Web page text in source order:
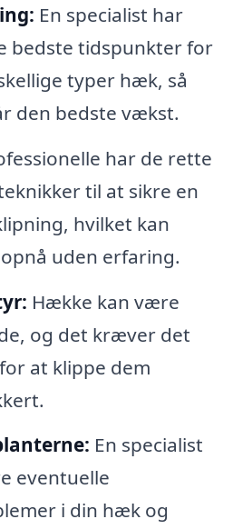
En specialist har
bedste tidspunkter for
typer hæk, så
den bedste vækst.
har de rette
til at sikre en
hvilket kan
uden erfaring.
Hække kan være
og det kræver det
at klippe dem
En specialist
eventuelle
i din hæk og